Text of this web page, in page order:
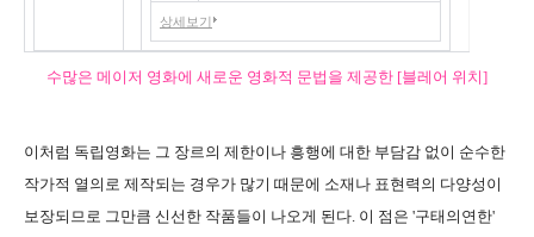
상세보기
수많은 메이저 영화에 새로운 영화적 문법을 제공한 [블레어 위치]
이처럼 독립영화는 그 장르의 제한이나 흥행에 대한 부담감 없이 순수한
작가적 열의로 제작되는 경우가 많기 때문에 소재나 표현력의 다양성이
보장되므로 그만큼 신선한 작품들이 나오게 된다. 이 점은 '구태의연한'